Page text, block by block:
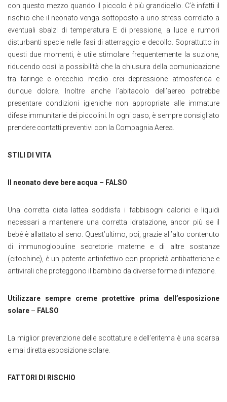
con questo mezzo quando il piccolo è più grandicello. C’è infatti il
rischio che il neonato venga sottoposto a uno stress correlato a
eventuali sbalzi di temperatura E di pressione, a luce e rumori
disturbanti specie nelle fasi di atterraggio e decollo. Soprattutto in
questi due momenti, è utile stimolare frequentemente la suzione,
riducendo così la possibilità che la chiusura della comunicazione
tra faringe e orecchio medio crei depressione atmosferica e
dunque dolore. Inoltre anche l’abitacolo dell’aereo potrebbe
presentare condizioni igieniche non appropriate alle immature
difese immunitarie dei piccolini. In ogni caso, è sempre consigliato
prendere contatti preventivi con la Compagnia Aerea.
STILI DI VITA
Il neonato deve bere acqua – FALSO
Una corretta dieta lattea soddisfa i fabbisogni calorici e liquidi
necessari a mantenere una corretta idratazione, ancor più se il
bebé è allattato al seno. Quest’ultimo, poi, grazie all’alto contenuto
di immunoglobuline secretorie materne e di altre sostanze
(citochine), è un potente antinfettivo con proprietà antibatteriche e
antivirali che proteggono il bambino da diverse forme di infezione.
Utilizzare sempre creme protettive prima dell’esposizione
solare – FALSO
La miglior prevenzione delle scottature e dell’eritema è una scarsa
e mai diretta esposizione solare.
FATTORI DI RISCHIO